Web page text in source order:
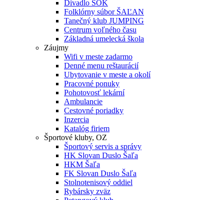
Divadlo ŠOK
Folklórny súbor ŠAĽAN
Tanečný klub JUMPING
Centrum voľného času
Základná umelecká škola
Záujmy
Wifi v meste zadarmo
Denné menu reštaurácií
Ubytovanie v meste a okolí
Pracovné ponuky
Pohotovosť lekární
Ambulancie
Cestovné poriadky
Inzercia
Katalóg firiem
Športové kluby, OZ
Športový servis a správy
HK Slovan Duslo Šaľa
HKM Šaľa
FK Slovan Duslo Šaľa
Stolnotenisový oddiel
Rybársky zväz